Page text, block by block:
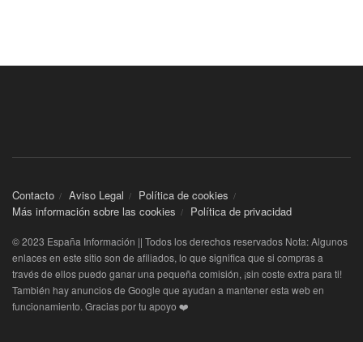
Contacto Aviso Legal
Política de cookies
Más información sobre las cookies
Política de privacidad
© 2023 España Información || Todos los derechos reservados Nota: Algunos
enlaces en este sitio son de afiliados, lo que significa que si compras a
través de ellos puedo ganar una pequeña comisión, ¡sin coste extra para ti!
También hay anuncios de Google que ayudan a mantener esta web en
funcionamiento. Gracias por tu apoyo ❤️